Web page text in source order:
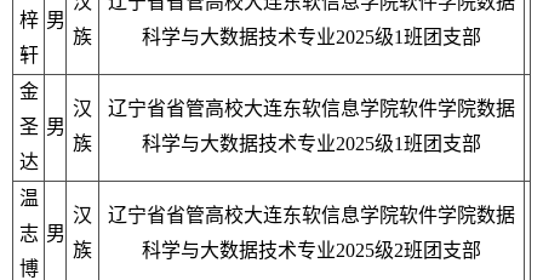
梓
轩
男
族
科学与大数据技术专业2025级1班团支部
金
圣
达
男
汉
族
辽宁省省管高校大连东软信息学院软件学院数据
科学与大数据技术专业2025级1班团支部
温
志
博
男
汉
族
辽宁省省管高校大连东软信息学院软件学院数据
科学与大数据技术专业2025级2班团支部